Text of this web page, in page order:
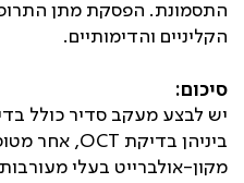
התסמונת. הפסקת מתן
הקליניים והדימותיים.
סיכום:
יש לבצע מעקב סדיר כולל
ביניהן בדיקת OCT, אחר
מקון-אולברייט בעלי